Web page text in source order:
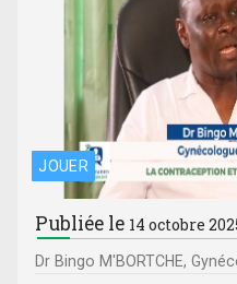
JOUER
Publiée le 14 octobre
Dr Bingo M'BORTCHE,